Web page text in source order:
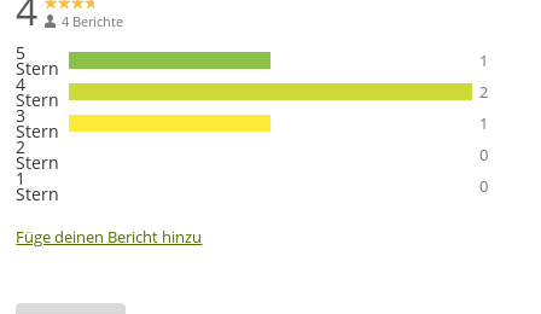
4 4 Berichte
5
Stern 1
4
Stern 2
3
Stern 1
2
Stern 0
1
Stern 0
Füge deinen Bericht hinzu